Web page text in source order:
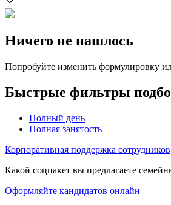
Ничего не нашлось
Попробуйте изменить формулировку
Быстрые фильтры
Полный день
Полная занятость
Корпоративная поддержка сотрудников
Какой соцпакет вы предлагаете
Оформляйте кандидатов онлайн